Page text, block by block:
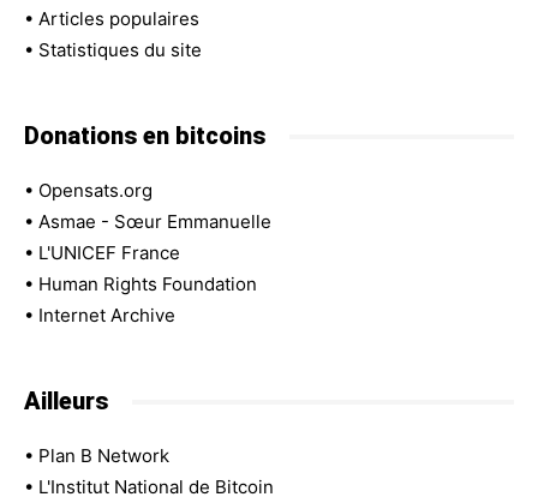
• Articles populaires
• Statistiques du site
Donations en bitcoins
• Opensats.org
• Asmae - Sœur Emmanuelle
• L'UNICEF France
• Human Rights Foundation
• Internet Archive
Ailleurs
• Plan B Network
• L'Institut National de Bitcoin